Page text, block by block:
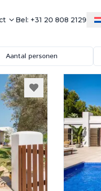
Bel: +31 20 808 2129
Aantal personen